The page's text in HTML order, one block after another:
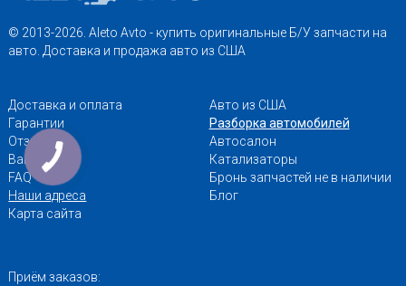
© 2013-2026. Aleto Avto - купить оригинальные Б/У запчасти на
авто. Доставка и продажа авто из США
Доставка и оплата
Гарантии
Отзывы
Вакансии
FAQ
Наши адреса
Карта сайта
Авто из США
Разборка автомобилей
Автосалон
Катализаторы
Бронь запчастей не в наличии
Блог
Приём заказов: